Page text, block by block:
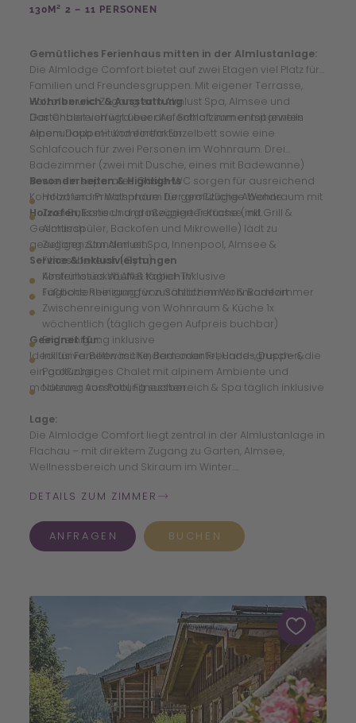
130M² 2 – 11 PERSONEN
Gemütliches Ferienhaus mitten in der Almlustanlage:
Die Almlodge Comfort bietet auf zwei Etagen viel Platz für
Familien und Freundesgruppen. Mit eigener Terrasse,
Holzofen und Zugang zum Almlust Spa, Almsee und
Gartenbereich wird euer Aufenthalt zum entspannten
Alpenurlaub mit Komfortfaktor.
Wohnbereich & Ausstattung
Das Chalet verfügt über drei Schlafzimmer mit jeweils
einem Doppel- und einem Einzelbett sowie eine
Schlafcouch für zwei Personen im Wohnraum. Drei
Badezimmer (zwei mit Dusche, eines mit Badewanne)
sowie ein separates Gäste-WC sorgen für ausreichend
Komfort und Privatsphäre. Der großzügige Wohnraum mit
Holzofen, Esstisch und integrierter Küche (inkl.
Geschirrspüler, Backofen und Mikrowelle) lädt zu
geselligen Stunden ein.
Besonderheiten & Highlights
Holzofen im Wohnraum für gemütliche Abende
Zwei Balkone und großzügige Terrasse mit Grill &
Almtisch
Zugang zum Almlust Spa, Innenpool, Almsee &
Fitnessbereich (Gym)
Kostenloses WLAN & Kabel-TV
Fußbodenheizung für zusätzlichen Wohnkomfort
Service & Inklusivleistungen
Almfrühstücksbuffet täglich inklusive
Tägliche Reinigung von Schlafzimmer & Badezimmer
Zwischenreinigung von Wohnraum & Küche 1x
wöchentlich (täglich gegen Aufpreis buchbar)
Endreinigung inklusive
Inklusive: Bettwäsche, Bademantel, Hand-, Dusch- &
Pooltücher
Nutzung von Pool, Fitnessbereich & Spa täglich inklusive
Geeignet für:
Ideal für Familien mit Kindern oder Freundesgruppen, die
ein großzügiges Chalet mit alpinem Ambiente und
moderner Ausstattung suchen.
Lage:
Die Almlodge Comfort liegt zentral in der Almlustanlage in
Flachau – mit direktem Zugang zu Garten, Almsee,
Wellnessbereich und Skiraum im Winter.
DETAILS ZUM ZIMMER
ANFRAGEN BUCHEN